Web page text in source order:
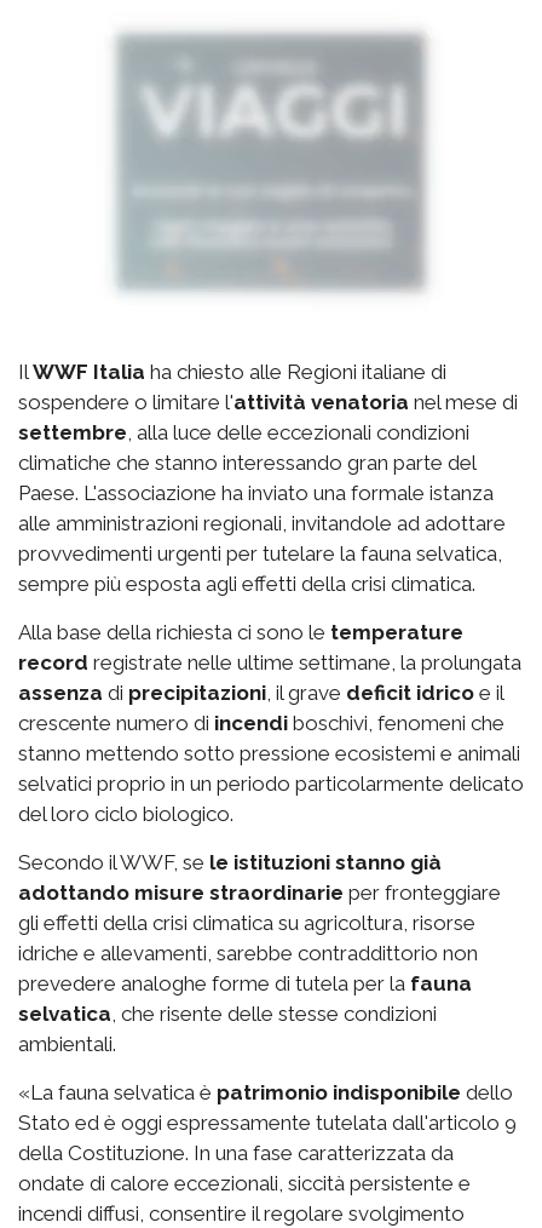
IlWWF Italia ha chiesto alle Regioni italiane di
sospendere o limitare l'attività venatoria nel mese di
settembre, alla luce delle eccezionali condizioni
climatiche che stanno interessando gran parte del
Paese. L'associazione ha inviato una formale istanza
alle amministrazioni regionali, invitandole ad adottare
provvedimenti urgenti per tutelare la fauna selvatica,
sempre più esposta agli effetti della crisi climatica.
Alla base della richiesta ci sono le temperature
record registrate nelle ultime settimane, la prolungata
assenza di precipitazioni, il grave deficit idrico e il
crescente numero di incendi boschivi, fenomeni che
stanno mettendo sotto pressione ecosistemi e animali
selvatici proprio in un periodo particolarmente delicato
del loro ciclo biologico.
Secondo il WWF, se le istituzioni stanno già
adottando misure straordinarie per fronteggiare
gli effetti della crisi climatica su agricoltura, risorse
idriche e allevamenti, sarebbe contraddittorio non
prevedere analoghe forme di tutela per la fauna
selvatica, che risente delle stesse condizioni
ambientali.
«La fauna selvatica è patrimonio indisponibile dello
Stato ed è oggi espressamente tutelata dall'articolo 9
della Costituzione. In una fase caratterizzata da
ondate di calore eccezionali, siccità persistente e
incendi diffusi, consentire il regolare svolgimento